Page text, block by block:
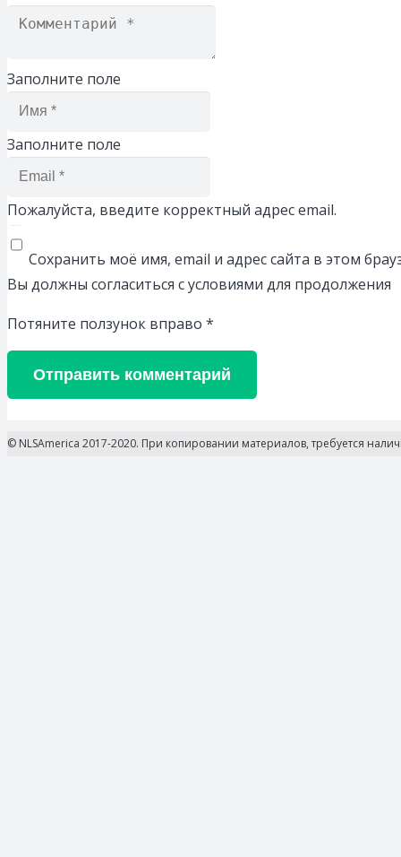
Заполните поле
Заполните поле
Пожалуйста, введите корректный адрес email.
Сохранить моё имя, email и адрес сайта в этом
Вы должны согласиться с условиями для продолжения
Потяните ползунок вправо *
Отправить комментарий
© NLSAmerica 2017-2020. При копировании материалов, требуется